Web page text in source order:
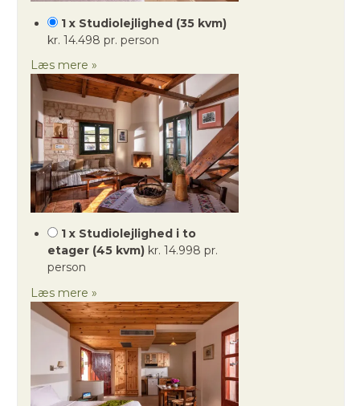
1 x Studiolejlighed (35 kvm)
kr. 14.498 pr. person
Læs mere »
1 x Studiolejlighed i to
etager (45 kvm) kr. 14.998 pr.
person
Læs mere »